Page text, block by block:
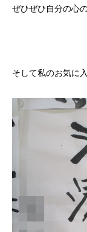
ぜひぜひ自分の心
そして私のお気に